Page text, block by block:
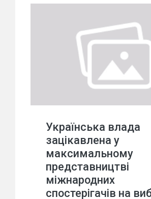
Українська влада
зацікавлена у
максимальному
представництві
міжнародних
спостерігачів на